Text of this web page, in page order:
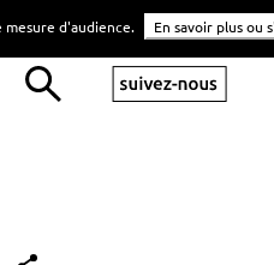
mesure d'audience. En savoir plus ou